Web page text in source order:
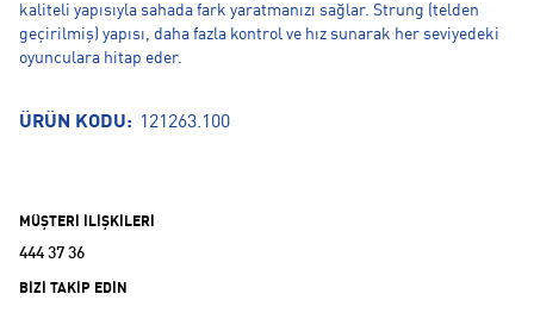
kaliteli yapısıyla sahada fark yaratmanızı sağlar. Strung (telden
geçirilmiş) yapısı, daha fazla kontrol ve hız sunarak her seviyedeki
oyunculara hitap eder.
ÜRÜN KODU: 121263.100
MÜŞTERİ İLİŞKİLERİ
444 37 36
BİZİ TAKİP EDİN